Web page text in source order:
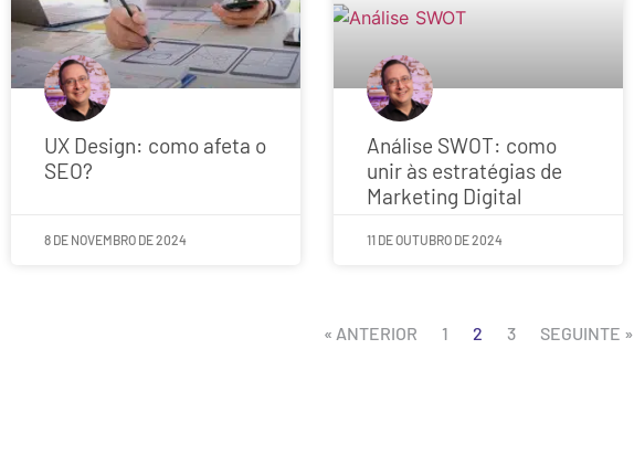
UX Design: como afeta o
SEO?
8 DE NOVEMBRO DE 2024
Análise SWOT: como
unir às estratégias de
Marketing Digital
11 DE OUTUBRO DE 2024
« ANTERIOR 1 2 3 SEGUINTE »